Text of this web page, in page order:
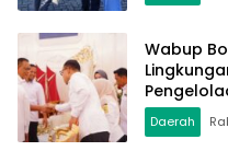
Wabup
Daerah